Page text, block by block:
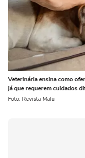
Veterinária ensina como
já que requerem cuidados
Foto: Revista Malu